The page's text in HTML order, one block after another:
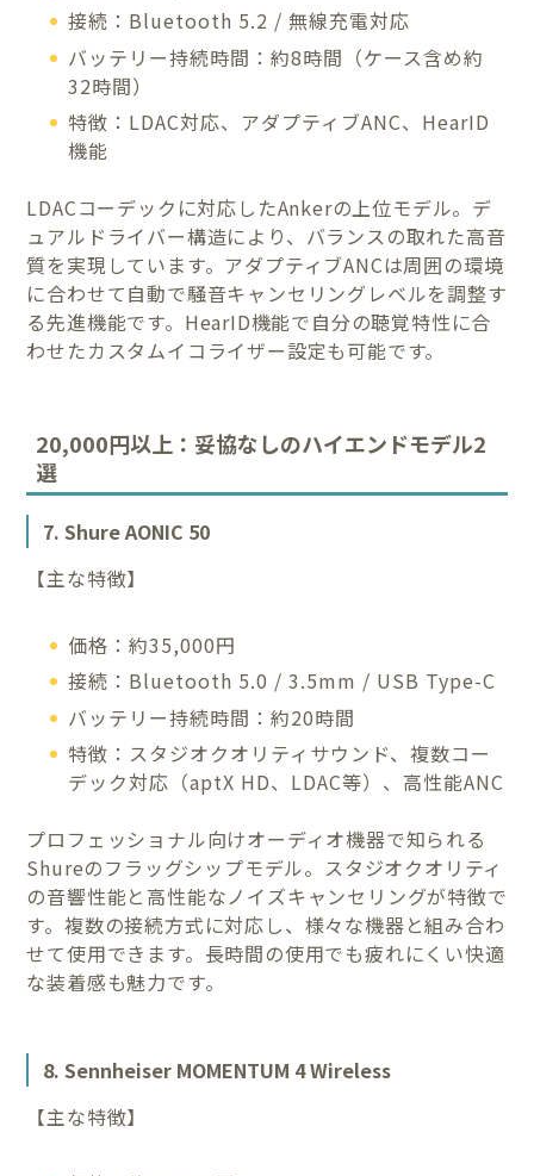
接続：Bluetooth 5.2 / 無線充電対応
バッテリー持続時間：約8時間（ケース含め約
32時間）
特徴：LDAC対応、アダプティブANC、HearID
機能
LDACコーデックに対応したAnkerの上位モデル。デ
ュアルドライバー構造により、バランスの取れた高音
質を実現しています。アダプティブANCは周囲の環境
に合わせて自動で騒音キャンセリングレベルを調整す
る先進機能です。HearID機能で自分の聴覚特性に合
わせたカスタムイコライザー設定も可能です。
20,000円以上：妥協なしのハイエンドモデル2
選
7. Shure AONIC 50
【主な特徴】
価格：約35,000円
接続：Bluetooth 5.0 / 3.5mm / USB Type-C
バッテリー持続時間：約20時間
特徴：スタジオクオリティサウンド、複数コー
デック対応（aptX HD、LDAC等）、高性能ANC
プロフェッショナル向けオーディオ機器で知られる
Shureのフラッグシップモデル。スタジオクオリティ
の音響性能と高性能なノイズキャンセリングが特徴で
す。複数の接続方式に対応し、様々な機器と組み合わ
せて使用できます。長時間の使用でも疲れにくい快適
な装着感も魅力です。
8. Sennheiser MOMENTUM 4 Wireless
【主な特徴】